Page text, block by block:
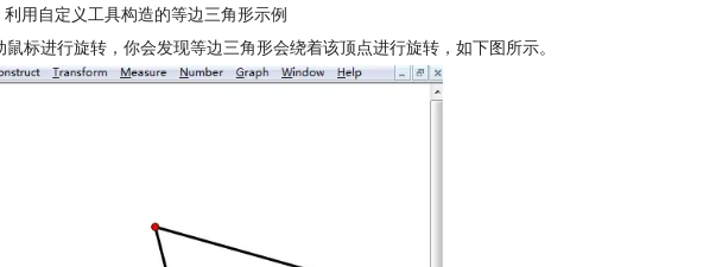
利用自定义工具构造的等边三角形示例
标进行旋转，你会发现等边三角形会绕着该顶点进行旋转，如下图所示。